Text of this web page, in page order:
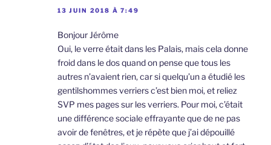
13 JUIN 2018 À 7:49
Bonjour Jérôme
Oui, le verre était dans les Palais, mais cela donne
froid dans le dos quand on pense que tous les
autres n’avaient rien, car si quelqu’un a étudié les
gentilshommes verriers c’est bien moi, et reliez
SVP mes pages sur les verriers. Pour moi, c’était
une différence sociale effrayante que de ne pas
avoir de fenêtres, et je répète que j’ai dépouillé